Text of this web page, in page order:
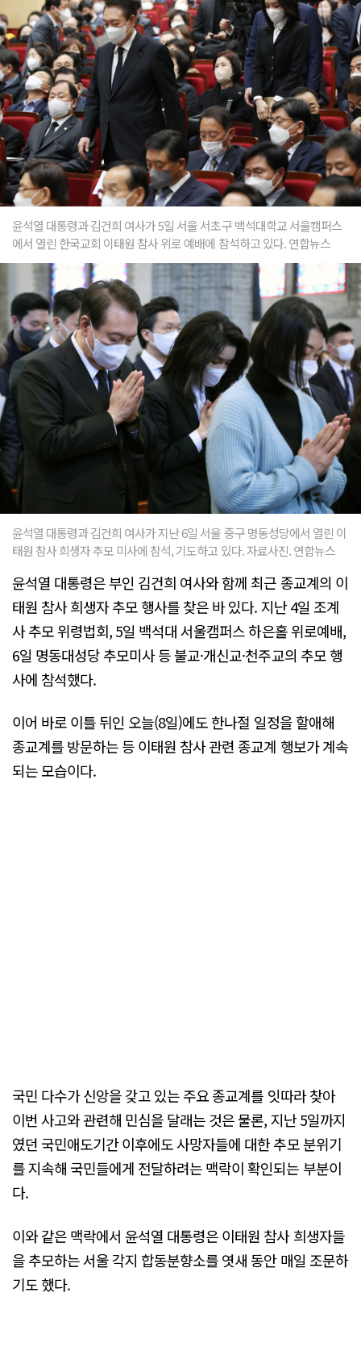
윤석열 대통령과 김건희 여사가 5일 서울 서초구 백석대학교 서울캠퍼스
에서 열린 한국교회 이태원 참사 위로 예배에 참석하고 있다. 연합뉴스
윤석열 대통령과 김건희 여사가 지난 6일 서울 중구 명동성당에서 열린 이
태원 참사 희생자 추모 미사에 참석, 기도하고 있다. 자료사진. 연합뉴스
윤석열 대통령은 부인 김건희 여사와 함께 최근 종교계의 이
태원 참사 희생자 추모 행사를 찾은 바 있다. 지난 4일 조계
사 추모 위령법회, 5일 백석대 서울캠퍼스 하은홀 위로예배,
6일 명동대성당 추모미사 등 불교·개신교·천주교의 추모 행
사에 참석했다.
이어 바로 이틀 뒤인 오늘(8일)에도 한나절 일정을 할애해
종교계를 방문하는 등 이태원 참사 관련 종교계 행보가 계속
되는 모습이다.
국민 다수가 신앙을 갖고 있는 주요 종교계를 잇따라 찾아
이번 사고와 관련해 민심을 달래는 것은 물론, 지난 5일까지
였던 국민애도기간 이후에도 사망자들에 대한 추모 분위기
를 지속해 국민들에게 전달하려는 맥락이 확인되는 부분이
다.
이와 같은 맥락에서 윤석열 대통령은 이태원 참사 희생자들
을 추모하는 서울 각지 합동분향소를 엿새 동안 매일 조문하
기도 했다.